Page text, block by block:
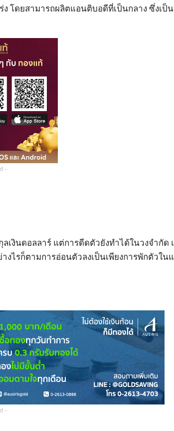
โดยสามารถผลิตแอนติบอดีที่เป็นกลาง ซึ่งเป็
-
งินดอลลาร์ แต่การดีดตัวยังทำได้ในวงจำกัด
งไรก็ตามการอ่อนตัวลงเป็นเพียงการพักตัวใน
-